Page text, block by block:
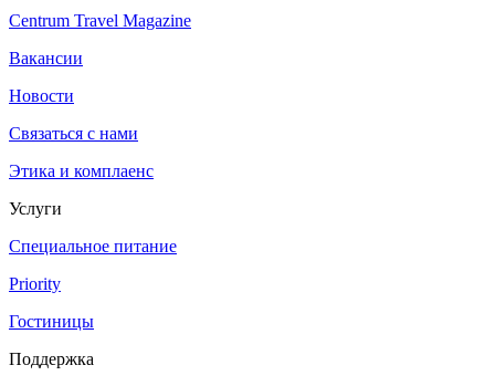
Centrum Travel Magazine
Вакансии
Новости
Связаться с нами
Этика и комплаенс
Услуги
Специальное питание
Priority
Гостиницы
Поддержка